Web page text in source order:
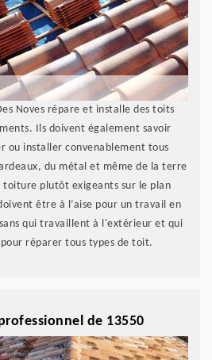
Noves répare et installe des toits
Ils doivent également savoir
ou installer convenablement tous
du métal et même de la terre
toiture plutôt exigeants sur le plan
être à l’aise pour un travail en
qui travaillent à l'extérieur et qui
réparer tous types de toit.
de 13550